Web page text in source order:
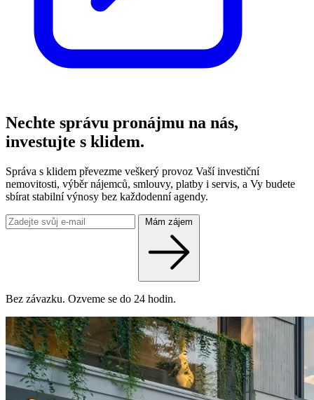
Nechte správu pronájmu na nás,
investujte s klidem.
Správa s klidem převezme veškerý provoz Vaší investiční
nemovitosti, výběr nájemců, smlouvy, platby i servis, a Vy budete
sbírat stabilní výnosy bez každodenní agendy.
Mám zájem
Bez závazku. Ozveme se do 24 hodin.